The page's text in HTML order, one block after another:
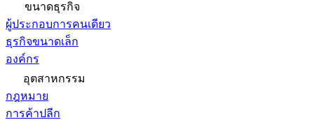
ขนาดธุรกิจ
ผู้ประกอบการคนเดียว
ธุรกิจขนาดเล็ก
องค์กร
อุตสาหกรรม
กฎหมาย
การค้าปลีก